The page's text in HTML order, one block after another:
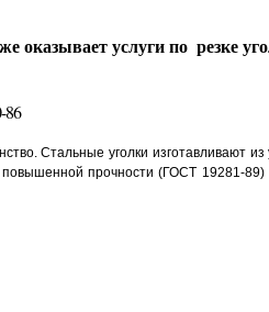
оказывает услуги по резке
86
Стальные уголки изготавливают из
повышенной прочности (ГОСТ 19281-